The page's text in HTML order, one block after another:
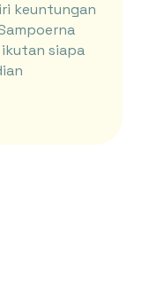
keuntungan
ikutan siapa